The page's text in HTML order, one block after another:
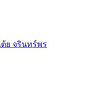
ย จรินทร์พร